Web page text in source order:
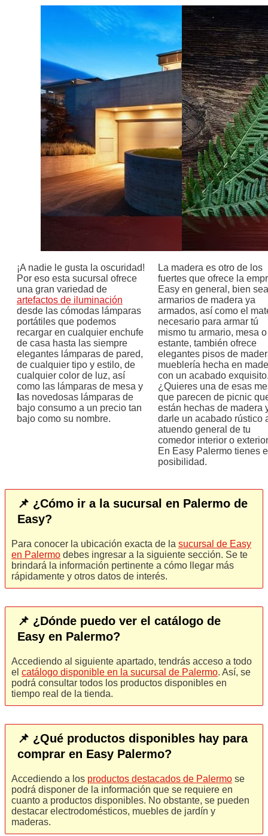
¡A nadie le gusta la oscuridad!
Por eso esta sucursal ofrece
una gran variedad de
artefactos de iluminación
desde las cómodas lámparas
portátiles que podemos
recargar en cualquier enchufe
de casa hasta las siempre
elegantes lámparas de pared,
de cualquier tipo y estilo, de
cualquier color de luz, así
como las lámparas de mesa y
as novedosas lámparas de
bajo consumo a un precio tan
bajo como su nombre.
La madera es otro de los
fuertes que ofrece la
Easy en general, bien sea
armarios de madera ya
armados, así como el
necesario para armar tú
mismo tu armario, mesa o
estante, también ofrece
elegantes pisos de
mueblería hecha en
con un acabado
¿Quieres una de esas
que parecen de picnic
están hechas de madera
darle un acabado rústico
atuendo general de tu
comedor interior o
En Easy Palermo tienes
posibilidad.
📌 ¿Cómo ir a la sucursal en Palermo de
Easy?
Para conocer la ubicación exacta de la sucursal de Easy
en Palermo debes ingresar a la siguiente sección. Se te
brindará la información pertinente a cómo llegar más
rápidamente y otros datos de interés.
📌 ¿Dónde puedo ver el catálogo de
Easy en Palermo?
Accediendo al siguiente apartado, tendrás acceso a todo
el catálogo disponible en la sucursal de Palermo. Así, se
podrá consultar todos los productos disponibles en
tiempo real de la tienda.
📌 ¿Qué productos disponibles hay para
comprar en Easy Palermo?
Accediendo a los productos destacados de Palermo se
podrá disponer de la información que se requiere en
cuanto a productos disponibles. No obstante, se pueden
destacar electrodomésticos, muebles de jardín y
maderas.